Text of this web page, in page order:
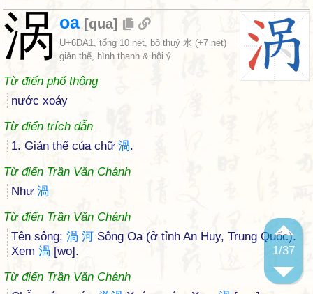
1/37
涡 oa[qua]
U+6DA1, tổng 10 nét, bộ thuỷ 水 (+7 nét)
giản thể, hình thanh & hội ý
Từ điển phổ thông
nước xoáy
Từ điển trích dẫn
1. Giản thể của chữ 渦.
Từ điển Trần Văn Chánh
Như 渦
Từ điển Trần Văn Chánh
Tên sông: 渦 河 Sông Oa (ở tỉnh An Huy, Trung Quốc).
Xem 渦 [wo].
Từ điển Trần Văn Chánh